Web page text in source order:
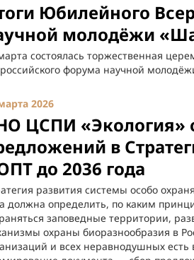
Юбилейного
молодёжи
состоялась торжественная
форума научной
2026
ЦСПИ «Экология»
в
до 2036 года
развития системы особо
должна определить, по каким
заповедные территории,
охраны биоразнообразия в
и всех неравнодушных есть